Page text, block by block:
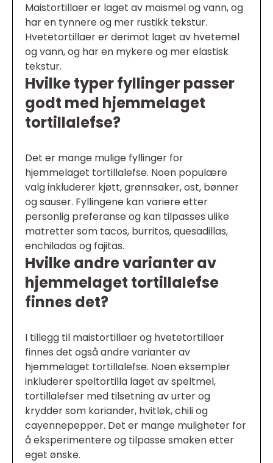
Maistortillaer er laget av maismel og vann, og
har en tynnere og mer rustikk tekstur.
Hvetetortillaer er derimot laget av hvetemel
og vann, og har en mykere og mer elastisk
tekstur.
Hvilke typer fyllinger passer
godt med hjemmelaget
tortillalefse?
Det er mange mulige fyllinger for
hjemmelaget tortillalefse. Noen populære
valg inkluderer kjøtt, grønnsaker, ost, bønner
og sauser. Fyllingene kan variere etter
personlig preferanse og kan tilpasses ulike
matretter som tacos, burritos, quesadillas,
enchiladas og fajitas.
Hvilke andre varianter av
hjemmelaget tortillalefse
finnes det?
I tillegg til maistortillaer og hvetetortillaer
finnes det også andre varianter av
hjemmelaget tortillalefse. Noen eksempler
inkluderer speltortilla laget av speltmel,
tortillalefser med tilsetning av urter og
krydder som koriander, hvitløk, chili og
cayennepepper. Det er mange muligheter for
å eksperimentere og tilpasse smaken etter
eget ønske.